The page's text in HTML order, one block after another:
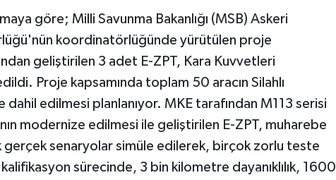
göre; Milli Savunma Bakanlığı (MSB) Askeri
koordinatörlüğünde yürütülen proje
geliştirilen 3 adet E-ZPT, Kara Kuvvetleri
Proje kapsamında toplam 50 aracın Silahlı
edilmesi planlanıyor. MKE tarafından M113 serisi
modernize edilmesi ile geliştirilen E-ZPT, muharebe
gerçek senaryolar simüle edilerek, birçok zorlu teste
sürecinde, 3 bin kilometre dayanıklılık, 1600